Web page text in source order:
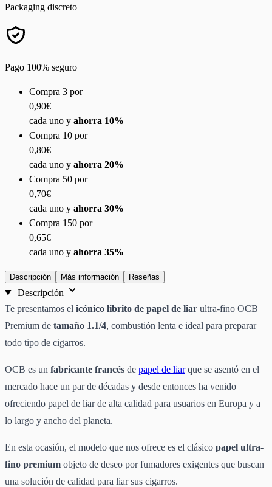
Packaging discreto
Pago 100% seguro
Compra 3 por
0,90€
cada uno y ahorra 10%
Compra 10 por
0,80€
cada uno y ahorra 20%
Compra 50 por
0,70€
cada uno y ahorra 30%
Compra 150 por
0,65€
cada uno y ahorra 35%
Descripción Más información Reseñas
Descripción
Te presentamos el icónico librito de papel de liar ultra-fino OCB
Premium de tamaño 1.1/4, combustión lenta e ideal para preparar
todo tipo de cigarros.
OCB es un fabricante francés de papel de liarque se asentó en el
mercado hace un par de décadas y desde entonces ha venido
ofreciendo papel de liar de alta calidad para usuarios en Europa y a
lo largo y ancho del planeta.
En esta ocasión, el modelo que nos ofrece es el clásico papel ultra-
fino premium objeto de deseo por fumadores exigentes que buscan
una solución de calidad para liar sus cigarros.